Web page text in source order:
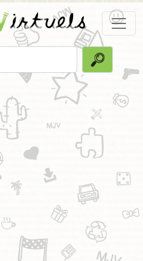
irtuels